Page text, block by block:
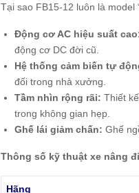
Tại sao FB15-12 luôn là model
Động cơ AC hiệu suất
động cơ DC đời cũ.
Hệ thống cảm biến tự
đối trong nhà xưởng.
Tầm nhìn rộng rãi: Thiết
trong không gian hẹp.
Ghế lái giảm chấn: Ghế
Thông số kỹ thuật xe nâng
Hãng